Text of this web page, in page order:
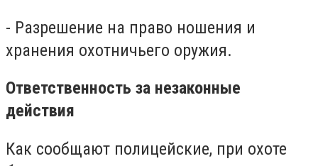
- Разрешение на право ношения и
хранения охотничьего оружия.
Ответственность за незаконные
действия
Как сообщают полицейские, при охоте